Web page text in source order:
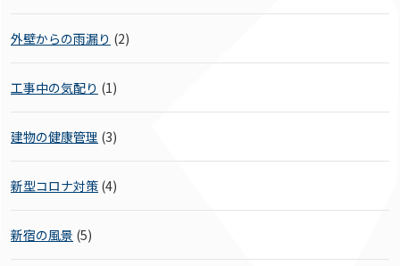
外壁からの雨漏り (2)
工事中の気配り (1)
建物の健康管理 (3)
新型コロナ対策 (4)
新宿の風景 (5)